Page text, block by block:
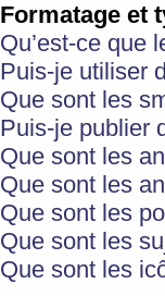
Formatage et
Qu’est-ce que
Puis-je utiliser
Que sont les
Puis-je publier
Que sont les
Que sont les
Que sont les
Que sont les
Que sont les